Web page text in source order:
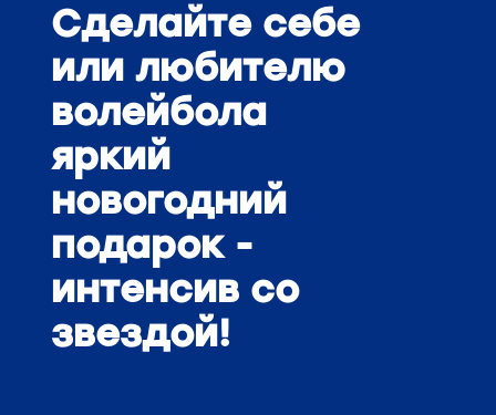
Сделайте себе
или любителю
волейбола
яркий
новогодний
подарок -
интенсив со
звездой!